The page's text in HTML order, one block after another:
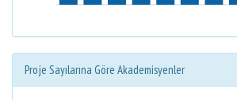
Proje Sayılarına Göre Akademisyenler